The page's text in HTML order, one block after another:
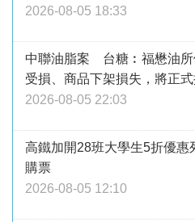
2026-08-05 18:33
中聯油脂案 台糖︰福懋油所
受損、商品下架損失，將正
2026-08-05 22:03
高鐵加開28班大學生5折優
購票
2026-08-05 12:10